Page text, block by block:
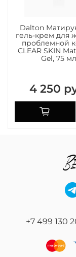
Dalton
гель-крем для
проблемной
CLEAR SKIN
Gel, 75 мл
4 250
+7 499 130